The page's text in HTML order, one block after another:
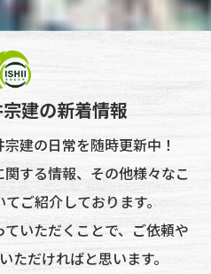
建の新着情報
建の日常を随時更新中！
する情報、その他様々なこ
ご紹介しております。
いただくことで、ご依頼や
ただければと思います。